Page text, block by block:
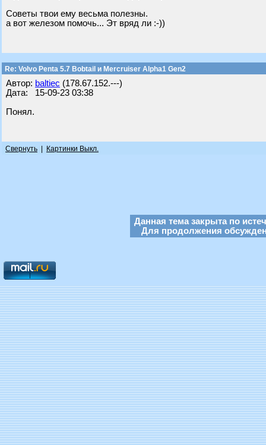
Советы твои ему весьма полезны.
а вот железом помочь... Эт вряд ли :-))
Re: Volvo Penta 5.7 Bobtail и Mercruiser Alpha1 Gen2
Автор: baltiec (178.67.152.---)
Дата: 15-09-23 03:38
Понял.
Свернуть Картинки Выкл.
Данная тема закрыта по
Для продолжения